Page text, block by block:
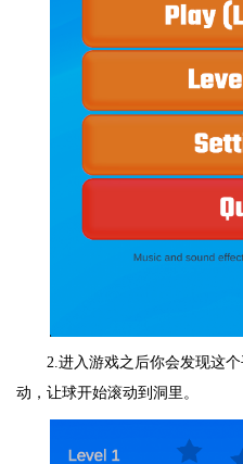
2.进入游戏之后你会发现这
动，让球开始滚动到洞里。